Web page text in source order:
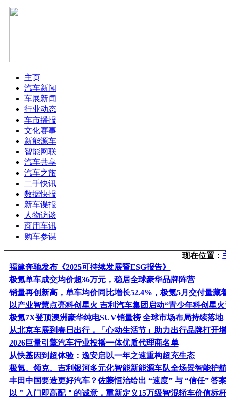
主页
汽车新闻
车展新闻
行业动态
车市播报
文化赛事
新能源车
智能网联
汽车共享
汽车之旅
二手快讯
数据快报
新车谍报
人物访谈
商用车讯
购车参谋
现在位置：
福建奔驰发布《2025可持续发展暨ESG报告》
极氪单车成交均价超36万元，稳居全球豪华品牌阵营
销量再创新高，单车均价同比增长52.4%，极氪5月交付量藏
以产业智慧点亮科创星火 吉利汽车集团启动“青少年科创星
极氪7X登顶澳洲豪华纯电SUV销量榜 全球市场布局持续落地
从北京车展到春日出行，「心动生活节」助力出行品牌打开
2026巨量引擎汽车行业投播一体优质代理商名单
从快基因到超体验：逸安启以一年之速重构超充生态
极氪、领克、吉利银河多元化智能新能源车队全场景智能护
丰田中国要造更好汽车？佐藤恒治给出 “速度” 与 “信任” 答
以＂入门即高配＂的诚意，重新定义15万级智混轿车价值标